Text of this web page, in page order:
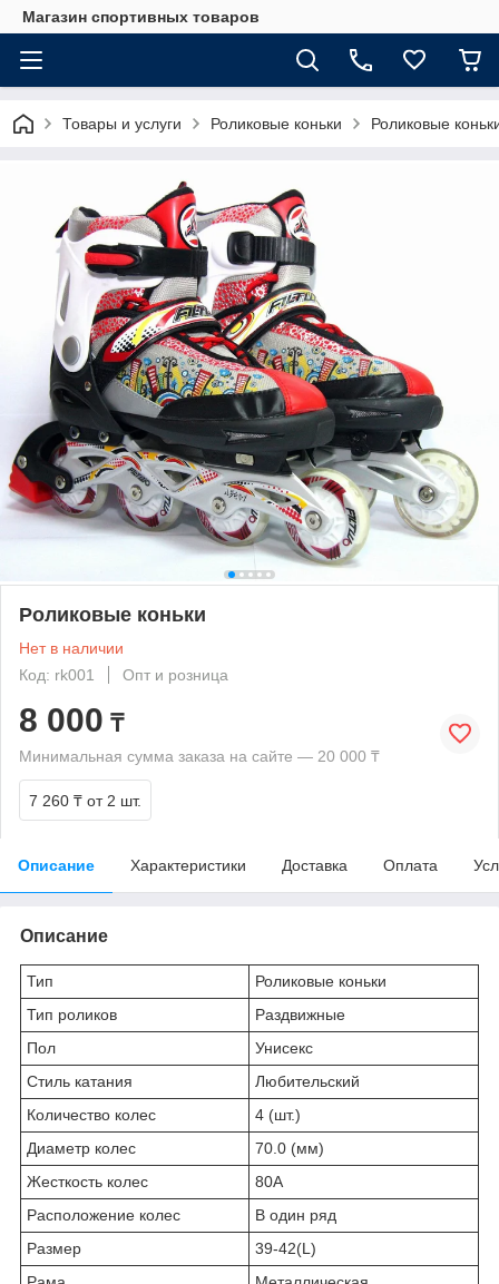
Магазин спортивных товаров
Товары и услуги Роликовые коньки Роликовые
Роликовые коньки
Нет в наличии
Код: rk001
Опт и розница
8 000 ₸
Минимальная сумма заказа на сайте — 20 000 ₸
7 260 ₸ от 2 шт.
Описание Характеристики Доставка Оплата
Описание
Тип
Роликовые коньки
Тип роликов
Раздвижные
Пол
Унисекс
Стиль катания
Любительский
Количество колес
4 (шт.)
Диаметр колес
70.0 (мм)
Жесткость колес
80А
Расположение колес
В один ряд
Размер
39-42(L)